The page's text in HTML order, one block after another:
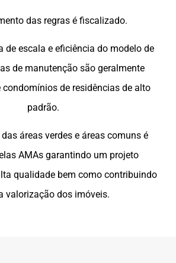
das regras é fiscalizado.
de escala e eficiência do modelo de
de manutenção são geralmente
condomínios de residências de alto
padrão.
áreas verdes e áreas comuns é
AMAs garantindo um projeto
qualidade bem como contribuindo
valorização dos imóveis.